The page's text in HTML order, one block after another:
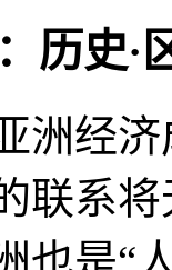
历史·
洲经
联系